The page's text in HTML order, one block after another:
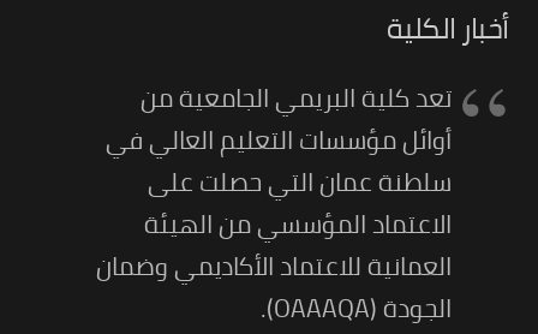
أخبار الكلية
تعد كلية البريمي الجامعية من
أوائل مؤسسات التعليم العالي في
سلطنة عمان التي حصلت على
الاعتماد المؤسسي من الهيئة
العمانية للاعتماد الأكاديمي وضمان
الجودة (OAAAQA).